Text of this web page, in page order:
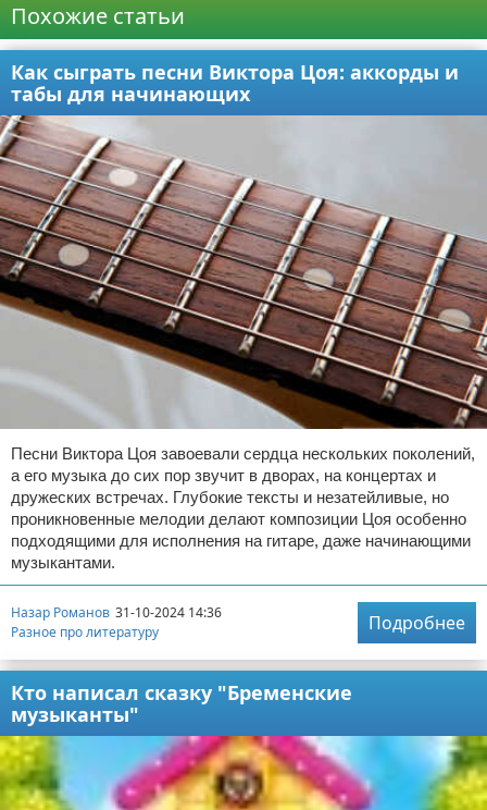
Похожие статьи
Как сыграть песни Виктора Цоя: аккорды и
табы для начинающих
Песни Виктора Цоя завоевали сердца нескольких поколений,
а его музыка до сих пор звучит в дворах, на концертах и
дружеских встречах. Глубокие тексты и незатейливые, но
проникновенные мелодии делают композиции Цоя особенно
подходящими для исполнения на гитаре, даже начинающими
музыкантами.
Назар Романов 31-10-2024 14:36
Разное про литературу
Подробнее
Кто написал сказку "Бременские
музыканты"